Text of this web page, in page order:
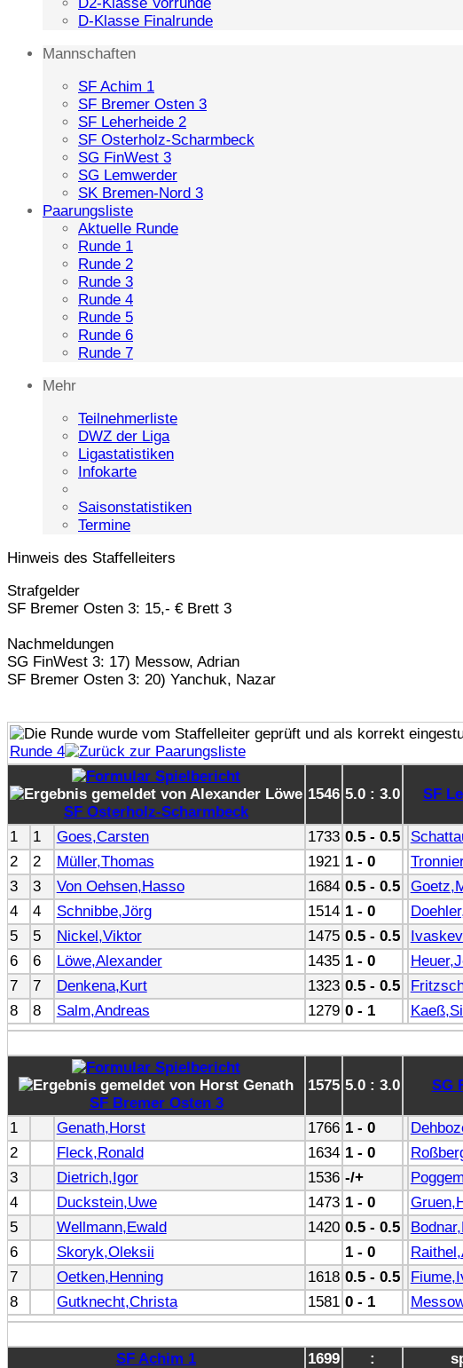
D-Klasse Finalrunde
Mannschaften
SF Achim 1
SF Bremer Osten 3
SF Leherheide 2
SF Osterholz-Scharmbeck
SG FinWest 3
SG Lemwerder
SK Bremen-Nord 3
Paarungsliste
Aktuelle Runde
Runde 1
Runde 2
Runde 3
Runde 4
Runde 5
Runde 6
Runde 7
Mehr
Teilnehmerliste
DWZ der Liga
Ligastatistiken
Infokarte
Saisonstatistiken
Termine
Hinweis des Staffelleiters
Strafgelder
SF Bremer Osten 3: 15,- € Brett 3
Nachmeldungen
SG FinWest 3: 17) Messow, Adrian
SF Bremer Osten 3: 20) Yanchuk, Nazar
Runde 4
SF Osterholz-Scharmbeck
1546 5.0 : 3.0 SF
1 1 Goes,Carsten 1733 0.5 - 0.5
2
2 Müller,Thomas 1921 1 - 0
3
3 Von Oehsen,Hasso 1684 0.5 - 0.5
4
4 Schnibbe,Jörg 1514 1 - 0
5
5 Nickel,Viktor 1475 0.5 - 0.5
6
6 Löwe,Alexander 1435 1 - 0
7
7 Denkena,Kurt 1323 0.5 - 0.5
8
8 Salm,Andreas 1279 0 - 1
SF Bremer Osten 3
1575 5.0 : 3.0 SG
1 Genath,Horst 1766 1 - 0
2
Fleck,Ronald 1634 1 - 0
3
Dietrich,Igor 1536 -/+
4
Duckstein,Uwe 1473 1 - 0
5
Wellmann,Ewald 1420 0.5 - 0.5
6
Skoryk,Oleksii 1 - 0
7
Oetken,Henning 1618 0.5 - 0.5
8
Gutknecht,Christa 1581 0 - 1
SF Achim 1 1699 :